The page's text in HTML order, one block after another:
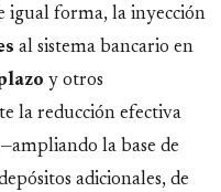
igual forma, la inyección
al sistema bancario en
y otros
la reducción efectiva
la base de
adicionales, de